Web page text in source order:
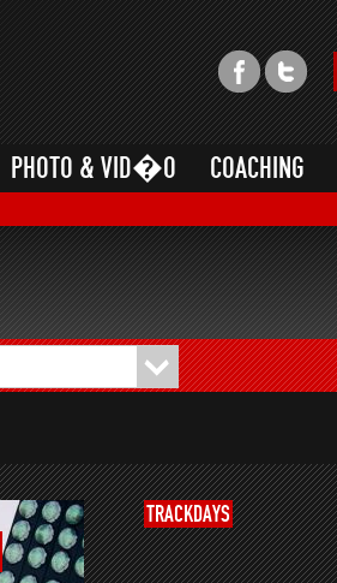
PHOTO & VID�O COACHING
TRACKDAYS